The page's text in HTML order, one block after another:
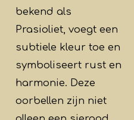
bekend als
Prasioliet, voegt een
subtiele kleur toe en
symboliseert rust en
harmonie. Deze
oorbellen zijn niet